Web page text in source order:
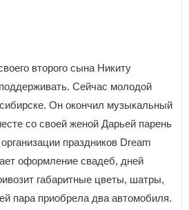
второго сына Никиту
Сейчас молодой
Он окончил музыкальный
со своей женой Дарьей парень
праздников Dream
оформление свадеб, дней
габаритные цветы, шатры,
пара приобрела два автомобиля.